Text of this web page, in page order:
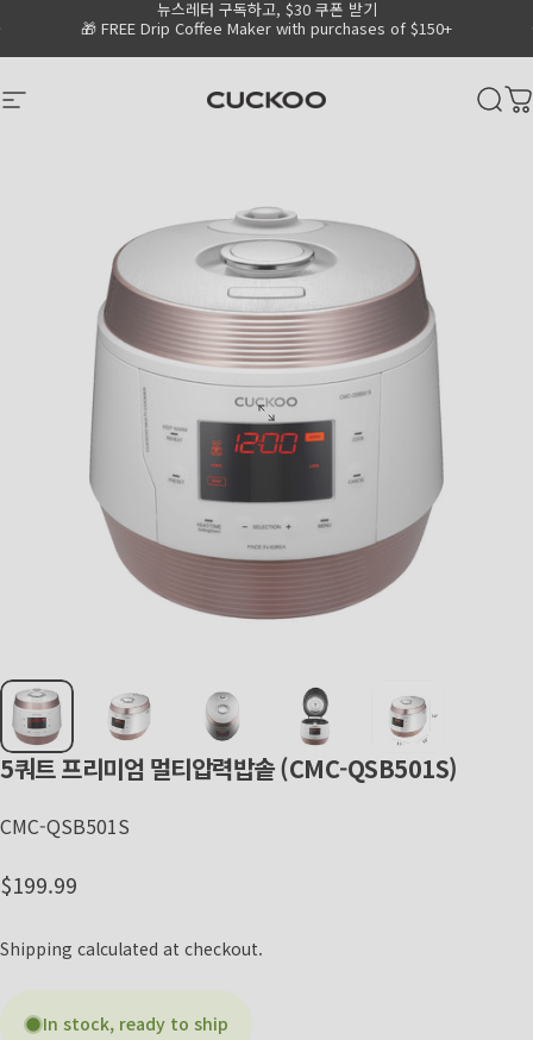
Go to Accessibility Statement Page
🎁 FREE Drip Coffee Maker with purchases of $150+
뉴스레터 구독하고, $30 쿠폰 받기
Pause slideshow
Site navigation CUCKOO America
5쿼트프리미엄 멀티압력밥솥(CMC-QSB501S)
CMC-QSB501S
Regular price
$199.99
Shipping calculated at checkout.
In stock, ready to ship